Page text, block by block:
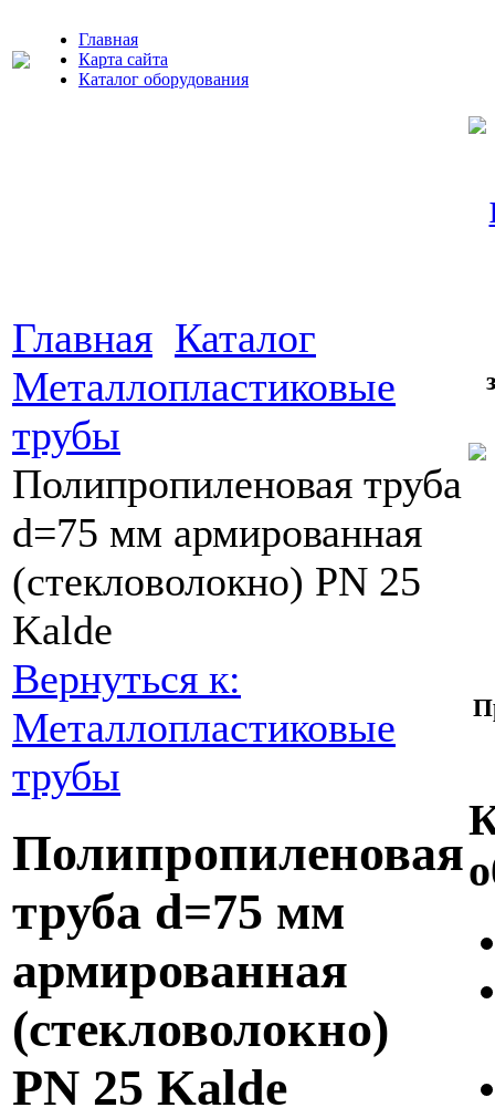
Главная
Карта сайта
Каталог оборудования
Главная Каталог
Металлопластиковые
трубы
Полипропиленовая труба
d=75 мм армированная
(стекловолокно) PN 25
Kalde
Вернуться к:
Металлопластиковые
трубы
Полипропиленовая
труба d=75 мм
армированная
(стекловолокно)
PN 25 Kalde